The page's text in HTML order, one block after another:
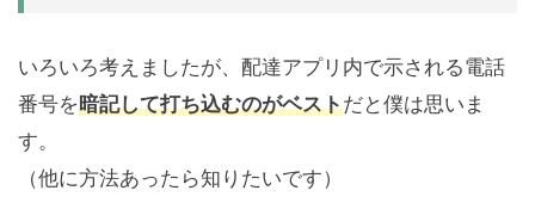
いろいろ考えましたが、配達アプリ内で示される電話
番号を暗記して打ち込むのがベストだと僕は思いま
す。
（他に方法あったら知りたいです）